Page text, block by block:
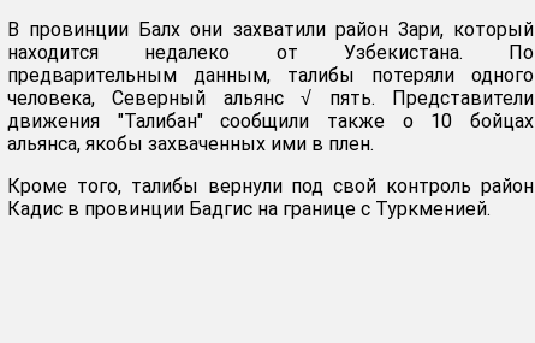
В провинции Балх они захватили район Зари, который
находится недалеко от Узбекистана. По
предварительным данным, талибы потеряли одного
человека, Северный альянс √ пять. Представители
движения "Талибан" сообщили также о 10 бойцах
альянса, якобы захваченных ими в плен.
Кроме того, талибы вернули под свой контроль район
Кадис в провинции Бадгис на границе с Туркменией.